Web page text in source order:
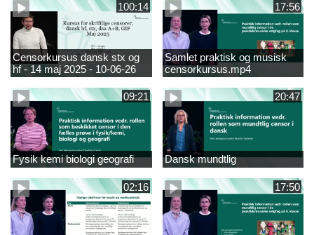
100:14
Censorkursus dansk stx og
hf - 14 maj 2025 - 10-06-26
17:56
Samlet praktisk og musisk
censorkursus.mp4
09:21
Fysik kemi biologi geografi
20:47
Dansk mundtlig
02:16 17:50